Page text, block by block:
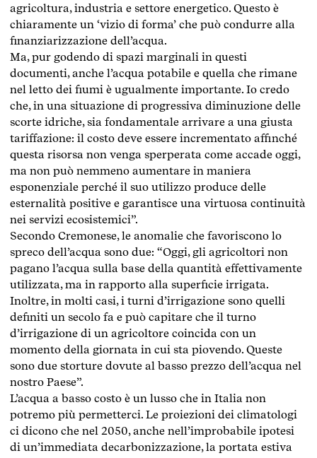
agricoltura, industria e settore energetico. Questo è
chiaramente un ‘vizio di forma’ che può condurre alla
finanziarizzazione dell’acqua.
Ma, pur godendo di spazi marginali in questi
documenti, anche l’acqua potabile e quella che rimane
nel letto dei fiumi è ugualmente importante. Io credo
che, in una situazione di progressiva diminuzione delle
scorte idriche, sia fondamentale arrivare a una giusta
tariffazione: il costo deve essere incrementato affinché
questa risorsa non venga sperperata come accade oggi,
ma non può nemmeno aumentare in maniera
esponenziale perché il suo utilizzo produce delle
esternalità positive e garantisce una virtuosa continuità
nei servizi ecosistemici”.
Secondo Cremonese, le anomalie che favoriscono lo
spreco dell’acqua sono due: “Oggi, gli agricoltori non
pagano l’acqua sulla base della quantità effettivamente
utilizzata, ma in rapporto alla superficie irrigata.
Inoltre, in molti casi, i turni d’irrigazione sono quelli
definiti un secolo fa e può capitare che il turno
d’irrigazione di un agricoltore coincida con un
momento della giornata in cui sta piovendo. Queste
sono due storture dovute al basso prezzo dell’acqua nel
nostro Paese”.
L’acqua a basso costo è un lusso che in Italia non
potremo più permetterci. Le proiezioni dei climatologi
ci dicono che nel 2050, anche nell’improbabile ipotesi
di un’immediata decarbonizzazione, la portata estiva